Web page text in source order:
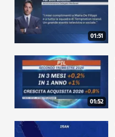
01:51
01:52